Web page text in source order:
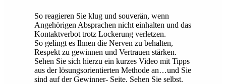
So reagieren Sie klug und souverän, wenn
Angehörigen Absprachen nicht einhalten und das
Kontaktverbot trotz Lockerung verletzen.
So gelingt es Ihnen die Nerven zu behalten,
Respekt zu gewinnen und Vertrauen stärken.
Sehen Sie sich hierzu ein kurzes Video mit Tipps
aus der lösungsorientierten Methode an…und Sie
sind auf der Gewinner- Seite. Sehen Sie selbst.